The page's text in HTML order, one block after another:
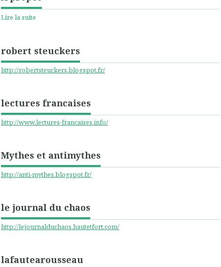
Lire la suite
robert steuckers
http://robertsteuckers.blogspot.fr/
lectures francaises
http://www.lectures-francaises.info/
Mythes et antimythes
http://anti-mythes.blogspot.fr/
le journal du chaos
http://lejournalduchaos.hautetfort.com/
lafautearousseau